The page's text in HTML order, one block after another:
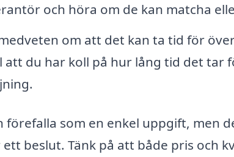
och höra om de kan matcha
om att det kan ta tid för
att du har koll på hur lång tid det tar
förefalla som en enkel uppgift, men
beslut. Tänk på att både pris och